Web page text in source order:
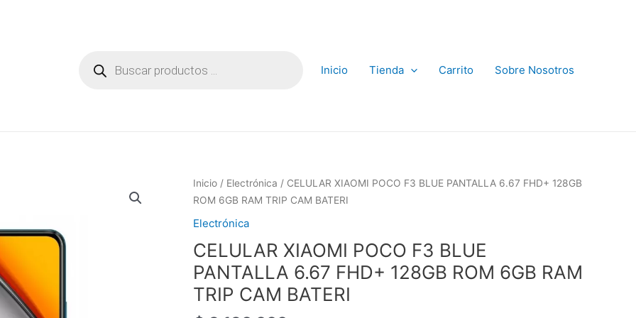
productos Inicio Tienda Carrito Sobre Nosotros
Inicio / Electrónica / CELULAR XIAOMI POCO F3 BLUE PANTALLA 6.67 FHD+ 128GB
ROM 6GB RAM TRIP CAM BATERI
Electrónica
CELULAR XIAOMI POCO F3 BLUE
PANTALLA 6.67 FHD+ 128GB ROM 6GB RAM
TRIP CAM BATERI